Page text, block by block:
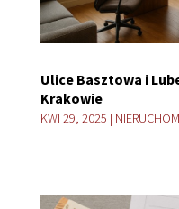
Ulice Basztowa i
Krakowie
KWI 29, 2025 |